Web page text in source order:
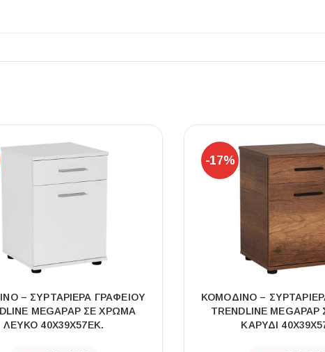
– ΣΥΡΤΑΡΙΈΡΑ ΓΡΑΦΕΊΟΥ
MEGAPAP ΣΕ ΧΡΏΜΑ
ΛΕΥΚΌ 40X39X57ΕΚ.
-17%
ΚΟΜΟΔΊΝΟ –
TRENDLINE
ΚΑΡΥΔΊ